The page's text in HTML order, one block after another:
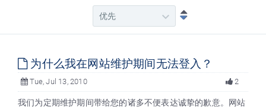
为什么我在网站维护期间无法登入？
Tue, Jul 13, 2010 2
我们为定期维护期间带给您的诸多不便表达诚挚的歉意。网站